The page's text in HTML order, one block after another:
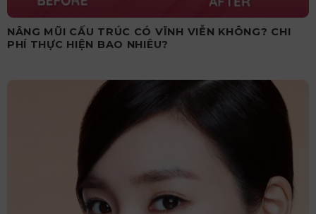
NÂNG MŨI CẤU TRÚC CÓ VĨNH VIỄN KHÔNG? CHI
PHÍ THỰC HIỆN BAO NHIÊU?